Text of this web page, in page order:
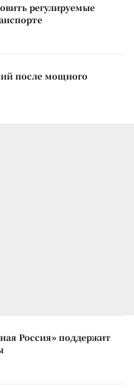
регулируемые
после мощного
Россия» поддержит